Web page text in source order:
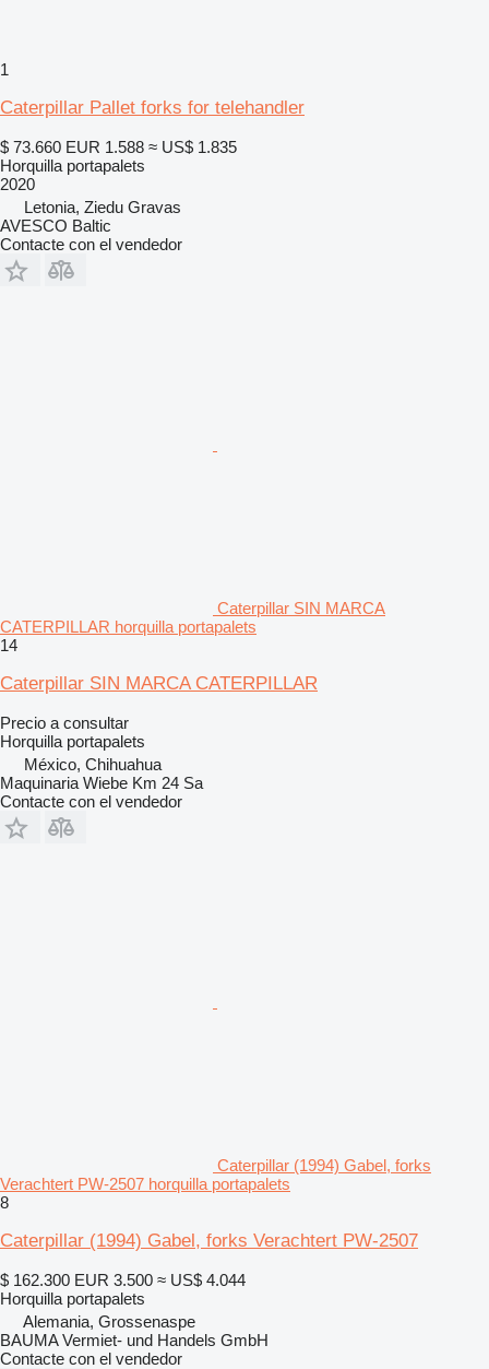
1
Caterpillar Pallet forks for telehandler
$ 73.660 EUR 1.588 ≈ US$ 1.835
Horquilla portapalets
2020
Letonia, Ziedu Gravas
AVESCO Baltic
Contacte con el vendedor
Caterpillar SIN MARCA
CATERPILLAR horquilla portapalets
14
Caterpillar SIN MARCA CATERPILLAR
Precio a consultar
Horquilla portapalets
México, Chihuahua
Maquinaria Wiebe Km 24 Sa
Contacte con el vendedor
Caterpillar (1994) Gabel, forks
Verachtert PW-2507 horquilla portapalets
8
Caterpillar (1994) Gabel, forks Verachtert PW-2507
$ 162.300 EUR 3.500 ≈ US$ 4.044
Horquilla portapalets
Alemania, Grossenaspe
BAUMA Vermiet- und Handels GmbH
Contacte con el vendedor